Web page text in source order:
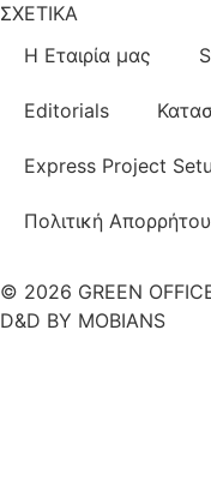
ΣΧΕΤΙΚΑ
Η Εταιρία μας
Editorials
Express Project
Πολιτική Απορρήτου
© 2026 GREEN
D&D BY MOBIANS